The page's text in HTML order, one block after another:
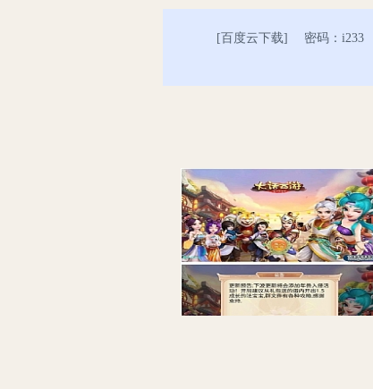
[ 百度云下载] 密码：i233